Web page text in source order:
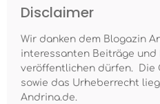
Disclaimer
Wir danken dem Blogazin
interessanten Beiträge und
veröffentlichen dürfen. Die
sowie das Urheberrecht
Andrina.de.